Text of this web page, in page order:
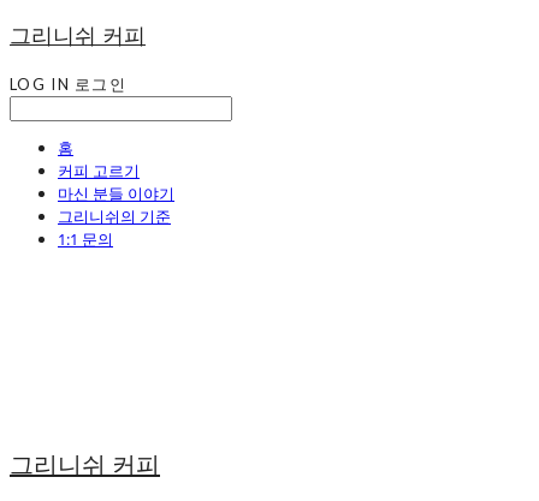
그리니쉬 커피
LOG IN 로그인
홈
커피 고르기
마신 분들 이야기
그리니쉬의 기준
1:1 문의
그리니쉬 커피